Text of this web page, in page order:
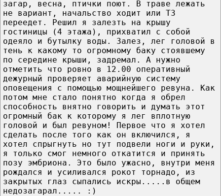
загар, весна, птички поют. В траве лежать
не вариант, начальство ходит или ТЗ
переедет. Решил я залезть на крышу
гостиницы (4 этажа), прихватил с собой
одеяло и бутылку воды. Залез, лег головой в
тень к какому то огромному баку стоявшему
по середине крыши, задремал. А нужно
отметить что ровно в 12.00 оперативный
дежурный проверяет аварийную систему
оповещения с помощью мощнейшего ревуна. Как
потом мне стало понятно когда я обрел
способность внятно говорить и думать этот
огромный бак к которому я лег вплотную
головой и был ревуном! Первое что я хотел
сделать после того как он включился, я
хотел спрыгнуть но тут подвели ноги и руки,
я только смог немного откатится и принять
позу эмбриона. Это было ужасно, внутри меня
рождался и усиливался рокот торнадо, из
закрытых глаз сыпались искры.....в общем
недозагарал..... :)